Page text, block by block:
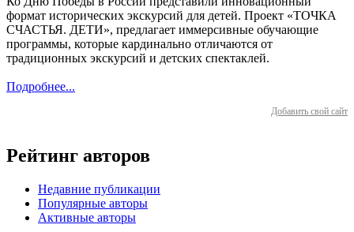
формат исторических экскурсий для детей. Проект «ТОЧКА
СЧАСТЬЯ. ДЕТИ», предлагает иммерсивные обучающие
программы, которые кардинально отличаются от
традиционных экскурсий и детских спектаклей.
Подробнее...
Добавить свой сайт
Рейтинг авторов
Недавние публикации
Популярные авторы
Активные авторы